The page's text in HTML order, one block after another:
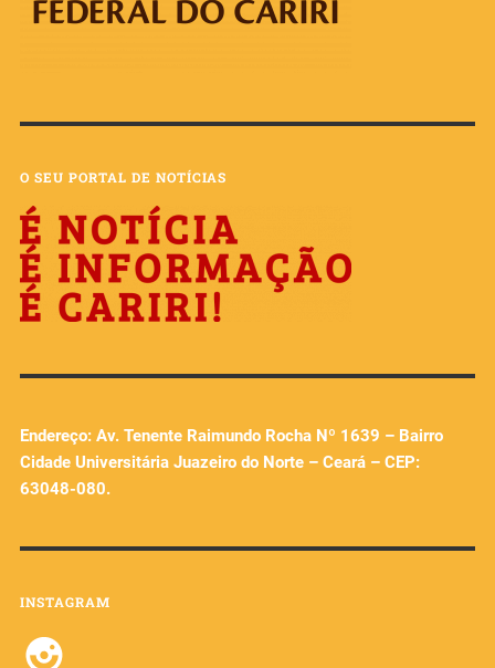
O SEU PORTAL DE NOTÍCIAS
Endereço: Av. Tenente Raimundo Rocha Nº 1639 – Bairro
Cidade Universitária Juazeiro do Norte – Ceará – CEP:
63048-080.
INSTAGRAM